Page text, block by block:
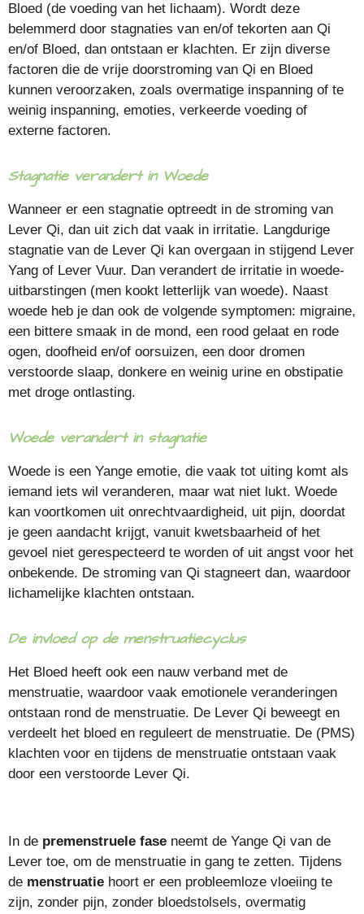
Bloed (de voeding van het lichaam). Wordt deze
belemmerd door stagnaties van en/of tekorten aan Qi
en/of Bloed, dan ontstaan er klachten. Er zijn diverse
factoren die de vrije doorstroming van Qi en Bloed
kunnen veroorzaken, zoals overmatige inspanning of te
weinig inspanning, emoties, verkeerde voeding of
externe factoren.
Stagnatie verandert in Woede
Wanneer er een stagnatie optreedt in de stroming van
Lever Qi, dan uit zich dat vaak in irritatie. Langdurige
stagnatie van de Lever Qi kan overgaan in stijgend Lever
Yang of Lever Vuur. Dan verandert de irritatie in woede-
uitbarstingen (men kookt letterlijk van woede). Naast
woede heb je dan ook de volgende symptomen: migraine,
een bittere smaak in de mond, een rood gelaat en rode
ogen, doofheid en/of oorsuizen, een door dromen
verstoorde slaap, donkere en weinig urine en obstipatie
met droge ontlasting.
Woede verandert in stagnatie
Woede is een Yange emotie, die vaak tot uiting komt als
iemand iets wil veranderen, maar wat niet lukt. Woede
kan voortkomen uit onrechtvaardigheid, uit pijn, doordat
je geen aandacht krijgt, vanuit kwetsbaarheid of het
gevoel niet gerespecteerd te worden of uit angst voor het
onbekende. De stroming van Qi stagneert dan, waardoor
lichamelijke klachten ontstaan.
De invloed op de menstruatiecyclus
Het Bloed heeft ook een nauw verband met de
menstruatie, waardoor vaak emotionele veranderingen
ontstaan rond de menstruatie. De Lever Qi beweegt en
verdeelt het bloed en reguleert de menstruatie. De (PMS)
klachten voor en tijdens de menstruatie ontstaan vaak
door een verstoorde Lever Qi.
In de premenstruele fase neemt de Yange Qi van de
Lever toe, om de menstruatie in gang te zetten. Tijdens
de menstruatie hoort er een probleemloze vloeiing te
zijn, zonder pijn, zonder bloedstolsels, overmatig